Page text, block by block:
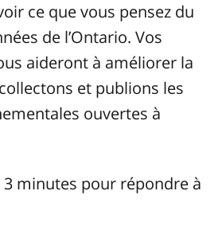
ce que vous pensez du
de l’Ontario. Vos
aideront à améliorer la
et publions les
ouvertes à
3 minutes pour répondre à